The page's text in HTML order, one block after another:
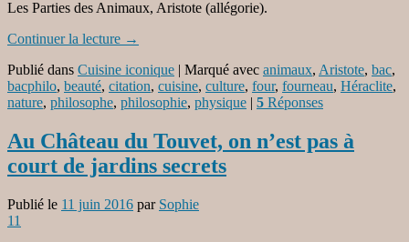
Les Parties des Animaux, Aristote (allégorie).
Continuer la lecture →
Publié dans Cuisine iconique | Marqué avec animaux, Aristote, bac,
bacphilo, beauté, citation, cuisine, culture, four, fourneau, Héraclite,
nature, philosophe, philosophie, physique | 5 Réponses
Au Château du Touvet, on n’est pas à
court de jardins secrets
Publié le 11 juin 2016 par Sophie
11